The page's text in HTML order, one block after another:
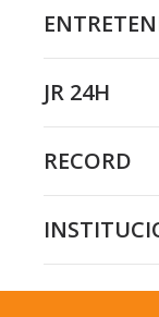
JR 24H
RECORD